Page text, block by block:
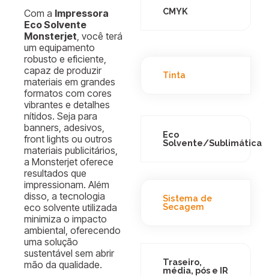
Com a Impressora
Eco Solvente
Monsterjet, você terá
um equipamento
robusto e eficiente,
capaz de produzir
materiais em grandes
formatos com cores
vibrantes e detalhes
nítidos. Seja para
banners, adesivos,
front lights ou outros
materiais publicitários,
a Monsterjet oferece
resultados que
impressionam. Além
disso, a tecnologia
eco solvente utilizada
minimiza o impacto
ambiental, oferecendo
uma solução
sustentável sem abrir
mão da qualidade.
CMYK
Tinta
Eco
Solvente/Sublimática
Sistema de
Secagem
Traseiro,
média, pós e IR